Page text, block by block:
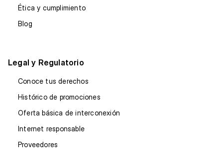
Ética y cumplimiento
Blog
Legal y Regulatorio
Conoce tus derechos
Histórico de promociones
Oferta básica de interconexión
Internet responsable
Proveedores